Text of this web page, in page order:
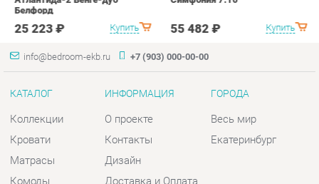
Коллекции
Матрасы
Шкафы
Тумбы
Зеркала
Столы
Мягкая мебель
Дизайн
Скидки и Акции
Политика
Гарантия
Помощь